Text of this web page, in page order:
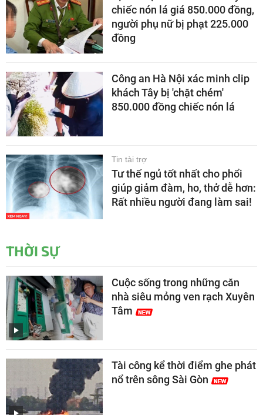
chiếc nón lá giá 850.000 đồng,
người phụ nữ bị phạt 225.000
đồng
Công an Hà Nội xác minh clip
khách Tây bị 'chặt chém'
850.000 đồng chiếc nón lá
Tin tài trợ
Tư thế ngủ tốt nhất cho phổi
giúp giảm đàm, ho, thở dễ hơn:
Rất nhiều người đang làm sai!
THỜI SỰ
Cuộc sống trong những căn
nhà siêu mỏng ven rạch Xuyên
Tâm
Tài công kể thời điểm ghe phát
nổ trên sông Sài Gòn